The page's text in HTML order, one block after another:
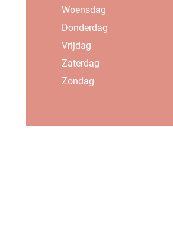
Woensdag
Donderdag
Vrijdag
Zaterdag
Zondag